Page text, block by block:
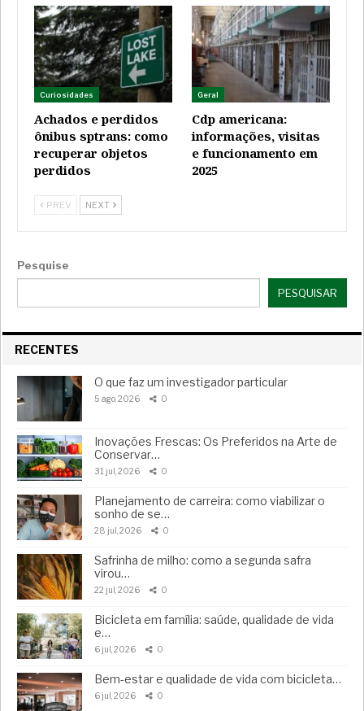
Curiosidades
Achados e perdidos
ônibus sptrans: como
recuperar objetos
perdidos
Geral
Cdp americana:
informações, visitas
e funcionamento em
2025
PREV NEXT
Pesquise
PESQUISAR
RECENTES
O que faz um investigador particular
5 ago, 2026 0
Inovações Frescas: Os Preferidos na Arte de
Conservar…
31 jul, 2026 0
Planejamento de carreira: como viabilizar o
sonho de se…
28 jul, 2026 0
Safrinha de milho: como a segunda safra
virou…
22 jul, 2026 0
Bicicleta em família: saúde, qualidade de vida
e…
6 jul, 2026 0
Bem-estar e qualidade de vida com bicicleta…
6 jul, 2026 0